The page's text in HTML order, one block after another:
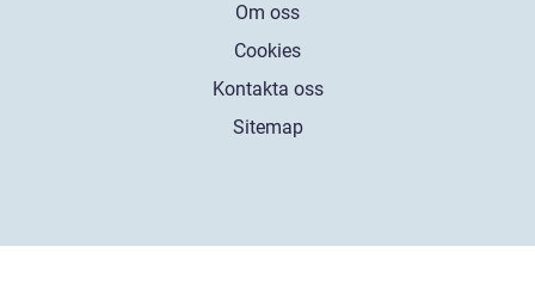
Om oss
Cookies
Kontakta oss
Sitemap